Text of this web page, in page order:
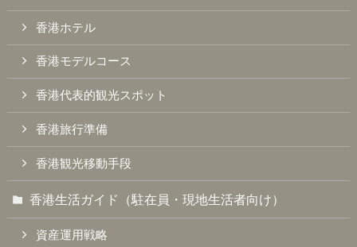
香港ホテル
香港モデルコース
香港代表的観光スポット
香港旅行準備
香港観光移動手段
香港生活ガイド（駐在員・現地生活者向け）
資産運用戦略